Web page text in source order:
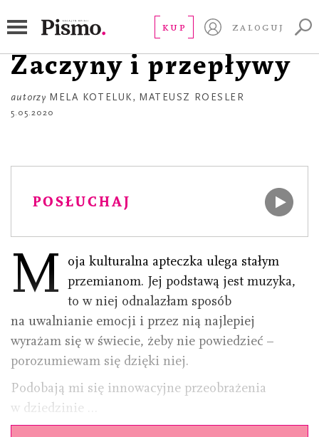
KUP ZALOGUJ
Mela Koteluk.
Zaczyny i przepływy
autorzy MELA KOTELUK, MATEUSZ ROESLER
5.05.2020
POSŁUCHAJ
M
oja kulturalna apteczka ulega stałym
przemianom. Jej podstawą jest muzyka,
to w niej odnalazłam sposób
na uwalnianie emocji i przez nią najlepiej
wyrażam się w świecie, żeby nie powiedzieć –
porozumiewam się dzięki niej.
Podobają mi się innowacyjne przeobrażenia
w dziedzinie …